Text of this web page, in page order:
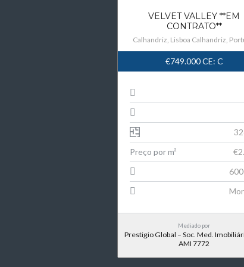
VELVET VALLEY **EM
CONTRATO**
Calhandriz, Lisboa Calhandriz,
€749.000CE: C
Preço por m²
Mediado por
Prestigio Global – Soc. Med.
AMI 7772